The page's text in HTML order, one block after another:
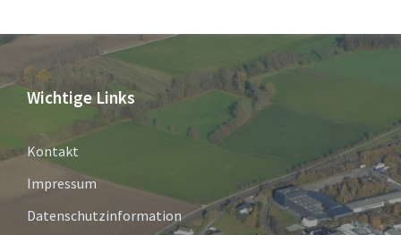
Wichtige Links
Kontakt
Impressum
Datenschutzinformation